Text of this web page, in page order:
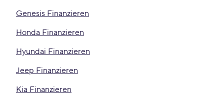
Genesis Finanzieren
Honda Finanzieren
Hyundai Finanzieren
Jeep Finanzieren
Kia Finanzieren